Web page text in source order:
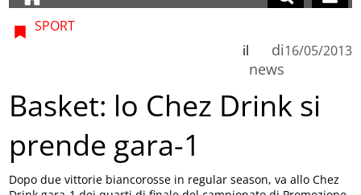
SPORT
di
news
il 16/05/2013
Basket: lo Chez Drink si
prende gara-1
Dopo due vittorie biancorosse in regular season, va allo Chez